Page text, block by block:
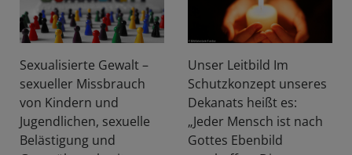
Sexualisierte Gewalt –
sexueller Missbrauch
von Kindern und
Jugendlichen, sexuelle
Belästigung und
Unser Leitbild Im
Schutzkonzept unseres
Dekanats heißt es:
„Jeder Mensch ist nach
Gottes Ebenbild